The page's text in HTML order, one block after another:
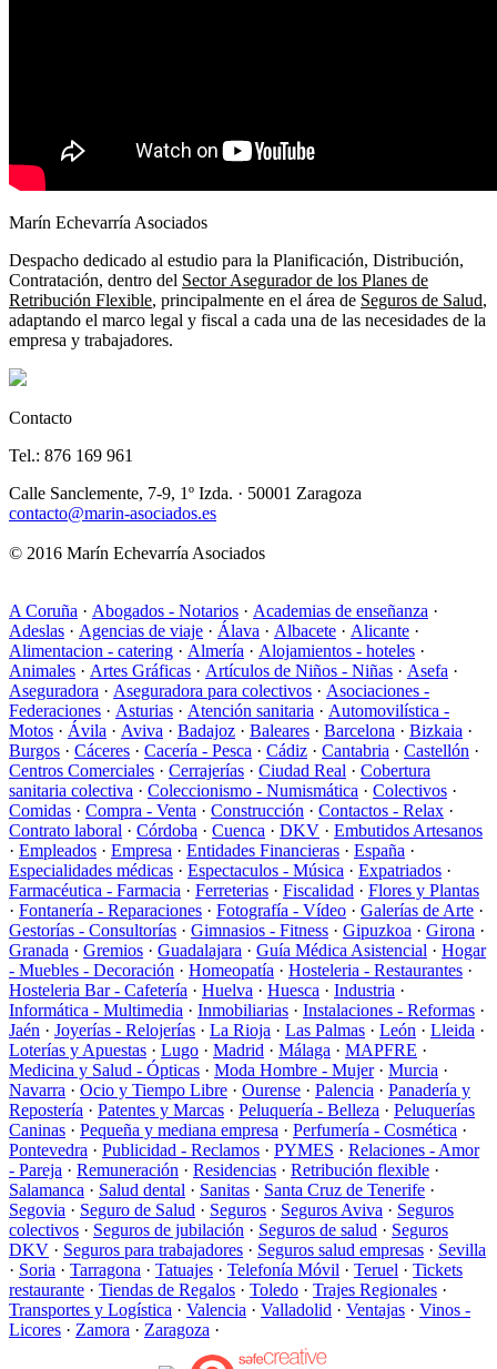
Marín Echevarría Asociados
Despacho dedicado al estudio para la Planificación, Distribución,
Contratación, dentro del Sector Asegurador de los Planes de
Retribución Flexible, principalmente en el área de Seguros de Salud,
adaptando el marco legal y fiscal a cada una de las necesidades de la
empresa y trabajadores.
Contacto
Tel.: 876 169 961
Calle Sanclemente, 7-9, 1º Izda. · 50001 Zaragoza
contacto@marin-asociados.es
© 2016 Marín Echevarría Asociados
A Coruña · Abogados - Notarios · Academias de enseñanza ·
Adeslas · Agencias de viaje · Álava · Albacete · Alicante ·
Alimentacion - catering · Almería · Alojamientos - hoteles ·
Animales · Artes Gráficas · Artículos de Niños - Niñas · Asefa ·
Aseguradora · Aseguradora para colectivos · Asociaciones -
Federaciones · Asturias · Atención sanitaria · Automovilística -
Motos · Ávila · Aviva · Badajoz · Baleares · Barcelona · Bizkaia ·
Burgos · Cáceres · Cacería - Pesca · Cádiz · Cantabria · Castellón ·
Centros Comerciales · Cerrajerías · Ciudad Real · Cobertura
sanitaria colectiva · Coleccionismo - Numismática · Colectivos ·
Comidas · Compra - Venta · Construcción · Contactos - Relax ·
Contrato laboral · Córdoba · Cuenca · DKV · Embutidos Artesanos
· Empleados · Empresa · Entidades Financieras · España ·
Especialidades médicas · Espectaculos - Música · Expatriados ·
Farmacéutica - Farmacia · Ferreterias · Fiscalidad · Flores y Plantas
· Fontanería - Reparaciones · Fotografía - Vídeo · Galerías de Arte ·
Gestorías - Consultorías · Gimnasios - Fitness · Gipuzkoa · Girona ·
Granada · Gremios · Guadalajara · Guía Médica Asistencial · Hogar
- Muebles - Decoración · Homeopatía · Hosteleria - Restaurantes ·
Hosteleria Bar - Cafetería · Huelva · Huesca · Industria ·
Informática - Multimedia · Inmobiliarias · Instalaciones - Reformas ·
Jaén · Joyerías - Relojerías · La Rioja · Las Palmas · León · Lleida ·
Loterías y Apuestas · Lugo · Madrid · Málaga · MAPFRE ·
Medicina y Salud - Ópticas · Moda Hombre - Mujer· Murcia ·
Navarra · Ocio y Tiempo Libre · Ourense · Palencia · Panadería y
Repostería · Patentes y Marcas · Peluquería - Belleza · Peluquerías
Caninas · Pequeña y mediana empresa · Perfumería - Cosmética ·
Pontevedra · Publicidad - Reclamos · PYMES · Relaciones - Amor
- Pareja · Remuneración · Residencias · Retribución flexible ·
Salamanca · Salud dental · Sanitas · Santa Cruz de Tenerife ·
Segovia · Seguro de Salud · Seguros · Seguros Aviva · Seguros
colectivos · Seguros de jubilación · Seguros de salud · Seguros
DKV · Seguros para trabajadores · Seguros salud empresas · Sevilla
· Soria · Tarragona · Tatuajes · Telefonía Móvil · Teruel · Tickets
restaurante · Tiendas de Regalos · Toledo · Trajes Regionales ·
Transportes y Logística · Valencia · Valladolid · Ventajas · Vinos -
Licores · Zamora · Zaragoza ·